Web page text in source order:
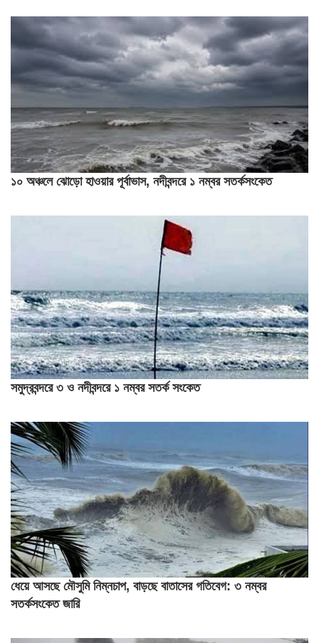
১০ অঞ্চলে ঝোড়ো হাওয়ার পূর্বাভাস, নদীবন্দরে ১ নম্বর সতর্কসংকেত
সমুদ্রবন্দরে ৩ ও নদীবন্দরে ১ নম্বর সতর্ক সংকেত
ধেয়ে আসছে মৌসুমি নিম্নচাপ, বাড়ছে বাতাসের গতিবেগ: ৩ নম্বর
সতর্কসংকেত জারি